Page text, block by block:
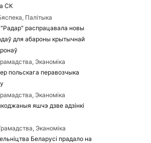
СК
Палітыка
распрацавала новы
для абароны крытычнай
Эканоміка
польскага перавозчыка
Эканоміка
яшчэ дзве адзінкі
Эканоміка
Беларусі прадало на